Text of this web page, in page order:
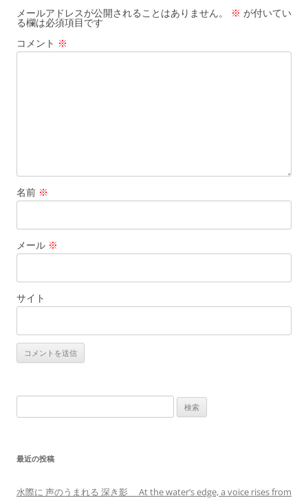
シ
ョ
ン
メールアドレスが公開されることはありません。 ※ が付いてい
る欄は必須項目です
コメント ※
名前 ※
メール ※
サイト
索:
最近の投稿
水際に 声のうまれる 深き影 At the water’s edge, a voice rises from